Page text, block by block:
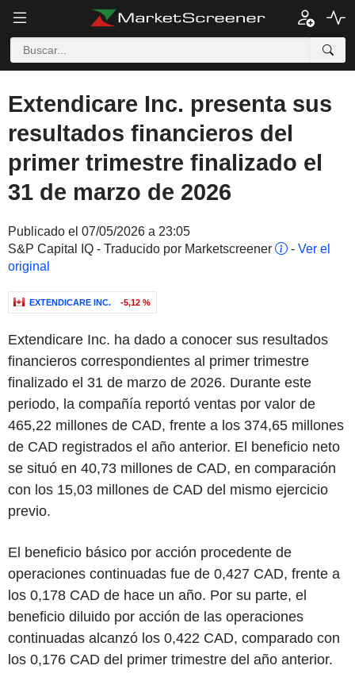
Extendicare Inc. presenta sus
resultados financieros del
primer trimestre finalizado el
31 de marzo de 2026
Publicado el 07/05/2026 a 23:05
S&P Capital IQ - Traducido por Marketscreener
- Ver el
original
EXTENDICARE INC. -5,12 %
Extendicare Inc. ha dado a conocer sus resultados
financieros correspondientes al primer trimestre
finalizado el 31 de marzo de 2026. Durante este
periodo, la compañía reportó ventas por valor de
465,22 millones de CAD, frente a los 374,65 millones
de CAD registrados el año anterior. El beneficio neto
se situó en 40,73 millones de CAD, en comparación
con los 15,03 millones de CAD del mismo ejercicio
previo.
El beneficio básico por acción procedente de
operaciones continuadas fue de 0,427 CAD, frente a
los 0,178 CAD de hace un año. Por su parte, el
beneficio diluido por acción de las operaciones
continuadas alcanzó los 0,422 CAD, comparado con
los 0,176 CAD del primer trimestre del año anterior.